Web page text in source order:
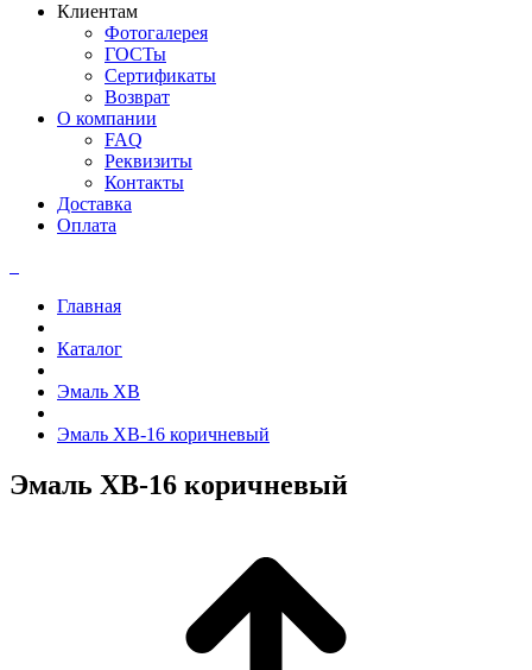
Клиентам
Фотогалерея
ГОСТы
Сертификаты
Возврат
О компании
FAQ
Реквизиты
Контакты
Доставка
Оплата
Главная
Каталог
Эмаль ХВ
Эмаль ХВ-16 коричневый
Эмаль ХВ-16 коричневый